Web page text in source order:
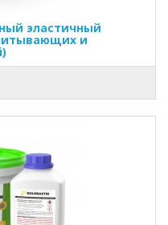
эластичный
и